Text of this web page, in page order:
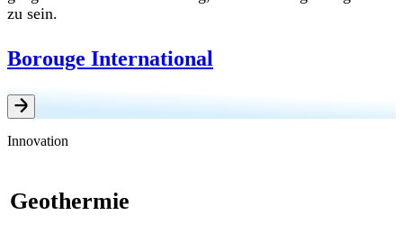
zu sein.
Borouge International
Innovation
Geothermie